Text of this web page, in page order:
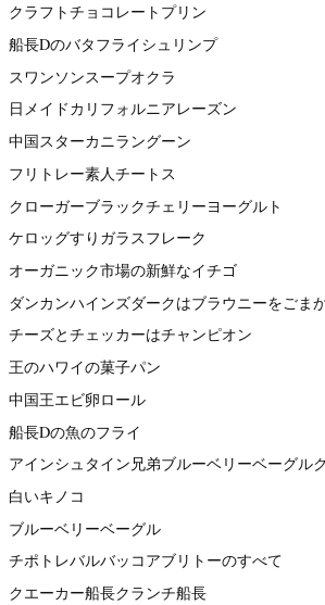
クラフトチョコレートプリン
船長Dのバタフライシュリンプ
スワンソンスープオクラ
日メイドカリフォルニアレーズン
中国スターカニラングーン
フリトレー素人チートス
クローガーブラックチェリーヨーグルト
ケロッグすりガラスフレーク
オーガニック市場の新鮮なイチゴ
ダンカンハインズダークはブラウニーをごま
チーズとチェッカーはチャンピオン
王のハワイの菓子パン
中国王エビ卵ロール
船長Dの魚のフライ
アインシュタイン兄弟ブルーベリーベーグル
白いキノコ
ブルーベリーベーグル
チポトレバルバッコアブリトーのすべて
クエーカー船長クランチ船長